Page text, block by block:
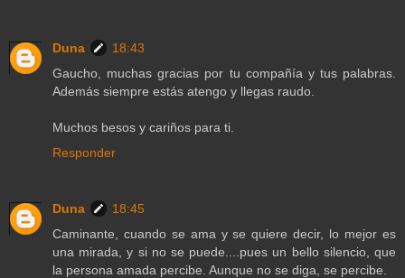
Duna
18:43
Gaucho, muchas gracias por tu compañía y tus palabras.
Además siempre estás atengo y llegas raudo.
Muchos besos y cariños para ti.
Responder
Duna
18:45
Caminante, cuando se ama y se quiere decir, lo mejor es
una mirada, y si no se puede....pues un bello silencio, que
la persona amada percibe. Aunque no se diga, se percibe.